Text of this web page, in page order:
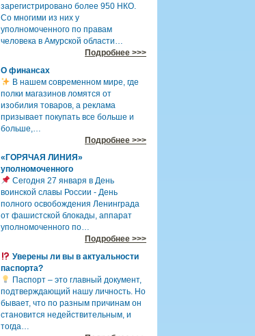
зарегистрировано более 950 НКО.
Со многими из них у
уполномоченного по правам
человека в Амурской области…
Подробнее >>>
О финансах
В нашем современном мире, где
полки магазинов ломятся от
изобилия товаров, а реклама
призывает покупать все больше и
больше,…
Подробнее >>>
«ГОРЯЧАЯ ЛИНИЯ»
уполномоченного
Сегодня 27 января в День
воинской славы России - День
полного освобождения Ленинграда
от фашистской блокады, аппарат
уполномоченного по…
Подробнее >>>
Уверены ли вы в актуальности
паспорта?
Паспорт – это главный документ,
подтверждающий нашу личность. Но
бывает, что по разным причинам он
становится недействительным, и
тогда…